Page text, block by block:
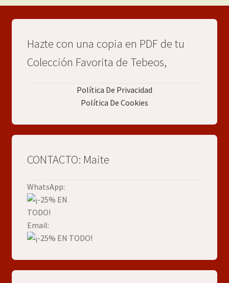
Hazte con una copia en PDF de tu
Colección Favorita de Tebeos,
Política De Privacidad
Política De Cookies
CONTACTO: Maite
WhatsApp:
Email: